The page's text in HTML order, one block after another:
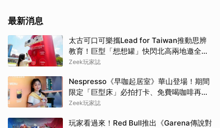
最新消息
太古可口可樂攜Lead for Taiwan推動思辨
教育！巨型「想想罐」快閃北高兩地邀全民
挑戰「打破慣性」
Zeek玩家誌
Nespresso《早咖起居室》華山登場！期間
限定「巨型床」必拍打卡、免費喝咖啡再拿
好禮
Zeek玩家誌
玩家看過來！Red Bull推出《Garena傳說對